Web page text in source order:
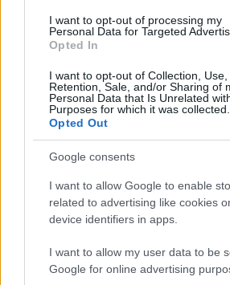
I want to opt-out of processing my
Personal Data for Targeted
Opted In
I want to opt-out of Collection, Use,
Retention, Sale, and/or Sharing of
Personal Data that Is Unrelated
Purposes for which it was collected.
Opted Out
Google consents
I want to allow Google to enable
related to advertising like cookies
device identifiers in apps.
I want to allow my user data to be
Google for online advertising
Ακολουθήστε το Νewsit.gr στο
ενημερωθείτε πρώτοι για όλη την
τελευταία νέα
Πιο δημοφιλή
Marfin: Η 46χρονη πήρε
απολογηθεί την Τρίτη –
συμμετείχε στη διαδήλωση
Σέρρες: Βίντεο
τροχαίο με νεκρούς μητέρα